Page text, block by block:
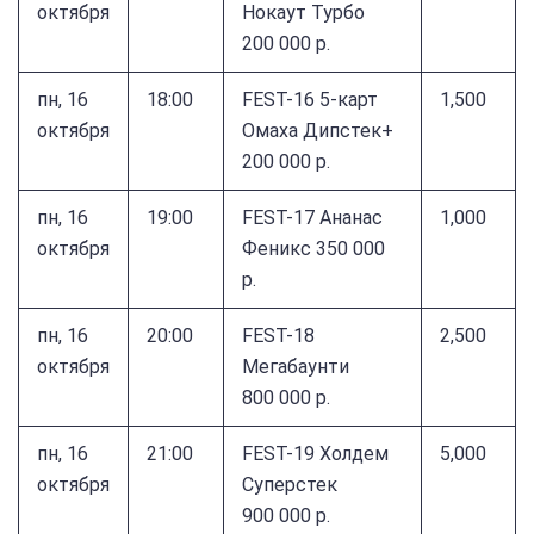
октября
Нокаут Турбо
200 000 р.
пн, 16
октября
18:00
FEST-16 5-карт
Омаха Дипстек+
200 000 р.
1,500
пн, 16
октября
19:00
FEST-17 Ананас
Феникс 350 000
р.
1,000
пн, 16
октября
20:00
FEST-18
Мегабаунти
800 000 р.
2,500
пн, 16
октября
21:00
FEST-19 Холдем
Суперстек
900 000 р.
5,000